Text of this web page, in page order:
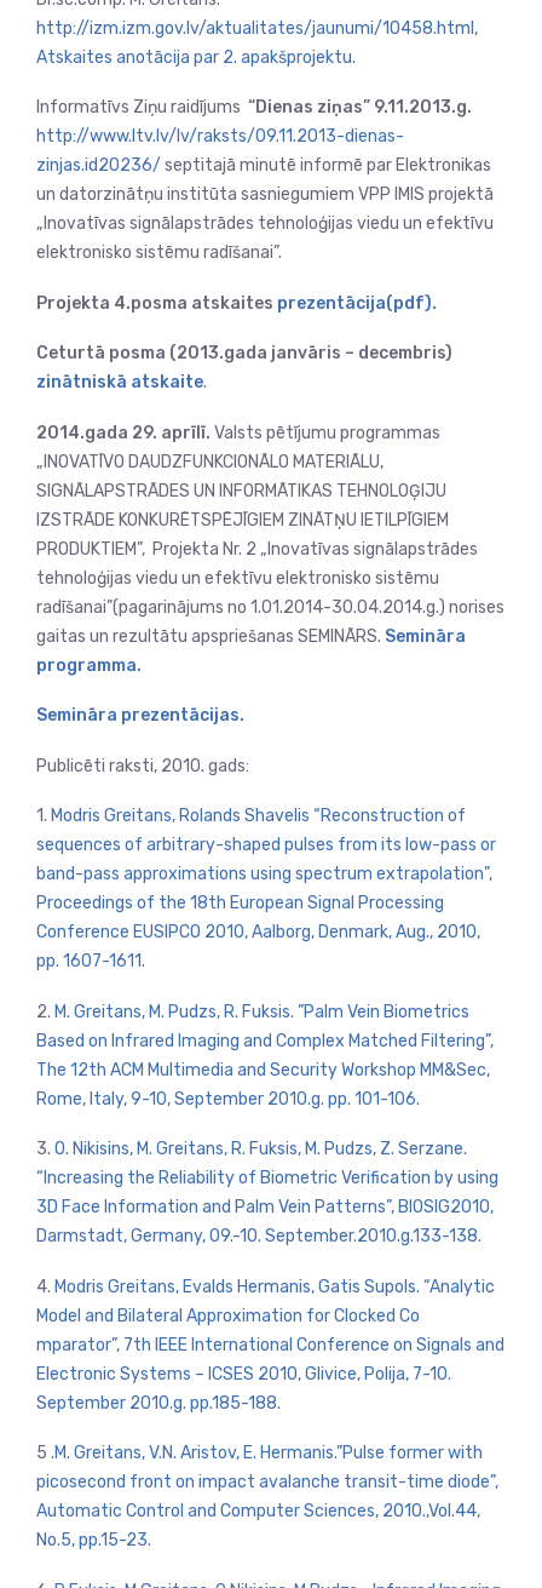
http://izm.izm.gov.lv/aktualitates/jaunumi/10458.html ,
Atskaites anotācija par 2. apakšprojektu.
Informatīvs Ziņu raidījums “Dienas ziņas” 9.11.2013.g.
http://www.ltv.lv/lv/raksts/09.11.2013-dienas-
zinjas.id20236/ septitajā minutē informē par Elektronikas
un datorzinātņu institūta sasniegumiem VPP IMIS projektā
„Inovatīvas signālapstrādes tehnoloģijas viedu un efektīvu
elektronisko sistēmu radīšanai”.
Projekta 4.posma atskaites prezentācija(pdf).
Ceturtā posma (2013.gada janvāris – decembris)
zinātniskā atskaite.
2014.gada 29. aprīlī. Valsts pētījumu programmas
„INOVATĪVO DAUDZFUNKCIONĀLO MATERIĀLU,
SIGNĀLAPSTRĀDES UN INFORMĀTIKAS TEHNOLOĢIJU
IZSTRĀDE KONKURĒTSPĒJĪGIEM ZINĀTŅU IETILPĪGIEM
PRODUKTIEM”, Projekta Nr. 2 „Inovatīvas signālapstrādes
tehnoloģijas viedu un efektīvu elektronisko sistēmu
radīšanai”(pagarinājums no 1.01.2014-30.04.2014.g.) norises
gaitas un rezultātu apspriešanas SEMINĀRS. Semināra
programma.
Semināra prezentācijas.
Publicēti raksti, 2010. gads:
1. Modris Greitans, Rolands Shavelis “Reconstruction of
sequences of arbitrary-shaped pulses from its low-pass or
band-pass approximations using spectrum extrapolation”,
Proceedings of the 18th European Signal Processing
Conference EUSIPCO 2010, Aalborg, Denmark, Aug., 2010,
pp. 1607-1611.
2. M. Greitans, M. Pudzs, R. Fuksis. ”Palm Vein Biometrics
Based on Infrared Imaging and Complex Matched Filtering”,
The 12th ACM Multimedia and Security Workshop MM&Sec,
Rome, Italy, 9-10, September 2010.g. pp. 101-106.
3. O. Nikisins, M. Greitans, R. Fuksis, M. Pudzs, Z. Serzane.
“Increasing the Reliability of Biometric Verification by using
3D Face Information and Palm Vein Patterns”, BIOSIG2010,
Darmstadt, Germany, 09.-10. September.2010.g.133-138.
4. Modris Greitans, Evalds Hermanis, Gatis Supols. “Analytic
Model and Bilateral Approximation for Clocked Co
mparator”, 7th IEEE International Conference on Signals and
Electronic Systems – ICSES 2010, Glivice, Polija, 7-10.
September 2010.g. pp.185-188.
5 .M. Greitans, V.N. Aristov, E. Hermanis.”Pulse former with
picosecond front on impact avalanche transit-time diode”,
Automatic Control and Computer Sciences, 2010.,Vol.44,
No.5, pp.15-23.